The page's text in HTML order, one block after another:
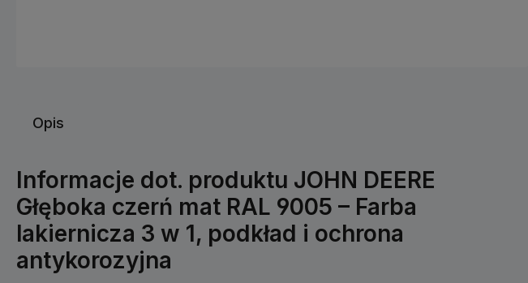
Opis
Informacje dot. produktu JOHN DEERE
Głęboka czerń mat RAL 9005 – Farba
lakiernicza 3 w 1, podkład i ochrona
antykorozyjna